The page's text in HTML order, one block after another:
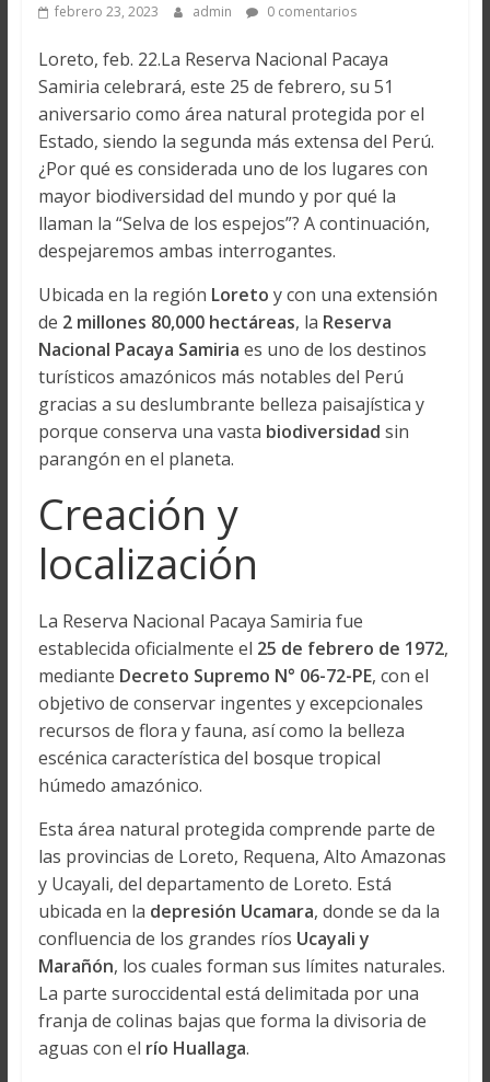
febrero 23, 2023 admin 0 comentarios
Loreto, feb. 22.La Reserva Nacional Pacaya
Samiria celebrará, este 25 de febrero, su 51
aniversario como área natural protegida por el
Estado, siendo la segunda más extensa del Perú.
¿Por qué es considerada uno de los lugares con
mayor biodiversidad del mundo y por qué la
llaman la “Selva de los espejos”? A continuación,
despejaremos ambas interrogantes.
Ubicada en la región Loreto y con una extensión
de 2 millones 80,000 hectáreas, la Reserva
Nacional Pacaya Samiria es uno de los destinos
turísticos amazónicos más notables del Perú
gracias a su deslumbrante belleza paisajística y
porque conserva una vasta biodiversidad sin
parangón en el planeta.
Creación y
localización
La Reserva Nacional Pacaya Samiria fue
establecida oficialmente el 25 de febrero de 1972,
mediante Decreto Supremo N° 06-72-PE, con el
objetivo de conservar ingentes y excepcionales
recursos de flora y fauna, así como la belleza
escénica característica del bosque tropical
húmedo amazónico.
Esta área natural protegida comprende parte de
las provincias de Loreto, Requena, Alto Amazonas
y Ucayali, del departamento de Loreto. Está
ubicada en la depresión Ucamara, donde se da la
confluencia de los grandes ríos Ucayali y
Marañón, los cuales forman sus límites naturales.
La parte suroccidental está delimitada por una
franja de colinas bajas que forma la divisoria de
aguas con el río Huallaga.